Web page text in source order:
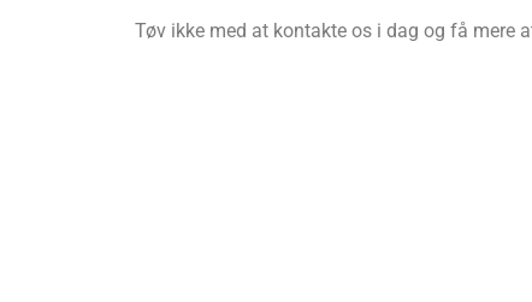
Tøv ikke med at kontakte os i dag og få mere